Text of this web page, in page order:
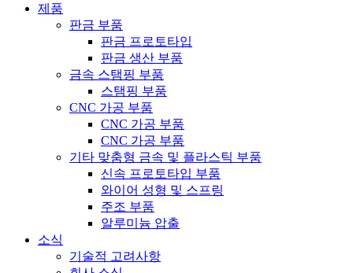
제품
판금 부품
판금 프로토타입
판금 생산 부품
금속 스탬핑 부품
스탬핑 부품
CNC 가공 부품
CNC 가공 부품
CNC 가공 부품
기타 맞춤형 금속 및 플라스틱 부품
신속 프로토타입 부품
와이어 성형 및 스프링
주조 부품
알루미늄 압출
소식
기술적 고려사항